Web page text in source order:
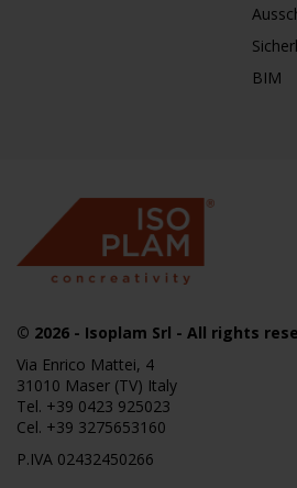
BIM
© 2026 - Isoplam Srl - All rights
Via Enrico Mattei, 4
31010 Maser (TV) Italy
Tel. +39 0423 925023
Cel. +39 3275653160
P.IVA 02432450266